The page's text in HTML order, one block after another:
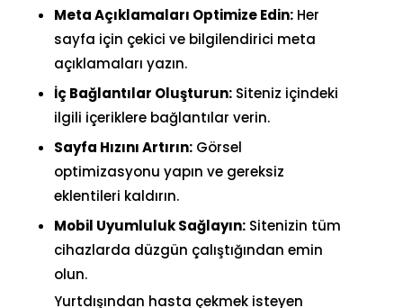
Meta Açıklamaları Optimize Edin: Her
sayfa için çekici ve bilgilendirici meta
açıklamaları yazın.
İç Bağlantılar Oluşturun: Siteniz içindeki
ilgili içeriklere bağlantılar verin.
Sayfa Hızını Artırın: Görsel
optimizasyonu yapın ve gereksiz
eklentileri kaldırın.
Mobil Uyumluluk Sağlayın: Sitenizin tüm
cihazlarda düzgün çalıştığından emin
olun.
Yurtdışından hasta çekmek isteyen